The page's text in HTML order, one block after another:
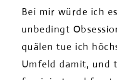
Bei mir würde ich
unbedingt
quälen tue ich
Umfeld damit, und